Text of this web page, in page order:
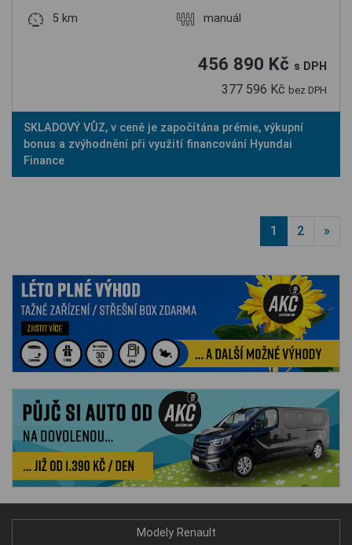
5 km manuál
456 890 Kč s DPH
377 596 Kč bez DPH
SKLADOVÝ VŮZ, v ceně je započítána prémie, výkupní
bonus a zvýhodnění při využití financování Hyundai
Finance
1 2 »
Modely Renault